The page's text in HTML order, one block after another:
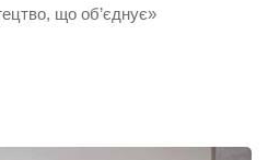
що об’єднує»